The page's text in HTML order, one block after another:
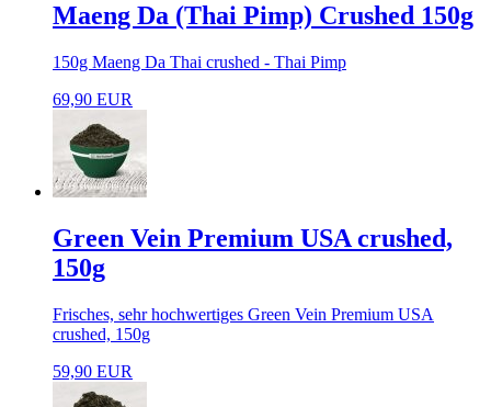
Maeng Da (Thai Pimp) Crushed 150g
150g Maeng Da Thai crushed - Thai Pimp
69,90 EUR
Green Vein Premium USA crushed,
150g
Frisches, sehr hochwertiges Green Vein Premium USA
crushed, 150g
59,90 EUR